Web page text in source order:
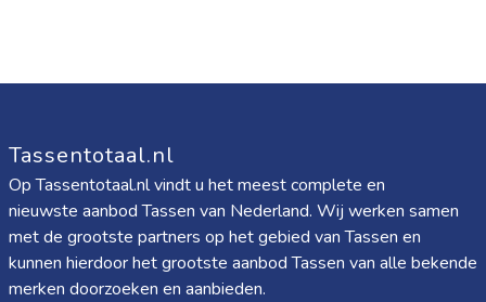
Tassentotaal.nl
Op Tassentotaal.nl vindt u het meest complete en
nieuwste aanbod Tassen van Nederland. Wij werken samen
met de grootste partners op het gebied van Tassen en
kunnen hierdoor het grootste aanbod Tassen van alle bekende
merken doorzoeken en aanbieden.